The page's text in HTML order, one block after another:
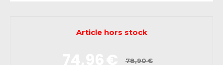
78,90€
Article hors stock